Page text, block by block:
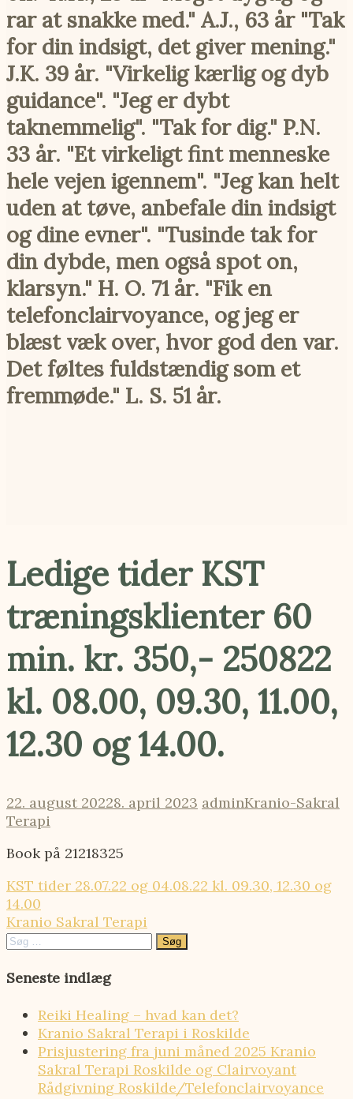
rar at snakke med." A.J., 63 år "Tak
for din indsigt, det giver mening."
J.K. 39 år. "Virkelig kærlig og dyb
guidance". "Jeg er dybt
taknemmelig". "Tak for dig." P.N.
33 år. "Et virkeligt fint menneske
hele vejen igennem". "Jeg kan helt
uden at tøve, anbefale din indsigt
og dine evner". "Tusinde tak for
din dybde, men også spot on,
klarsyn." H. O. 71 år. "Fik en
telefonclairvoyance, og jeg er
blæst væk over, hvor god den var.
Det føltes fuldstændig som et
fremmøde." L. S. 51 år.
Ledige tider KST
træningsklienter 60
min. kr. 350,- 250822
kl. 08.00, 09.30, 11.00,
12.30 og 14.00.
22. august 20228. april 2023 adminKranio-Sakral
Terapi
Book på 21218325
Indlægsnavigation
KST tider 28.07.22 og 04.08.22 kl. 09.30, 12.30 og
14.00
Kranio Sakral Terapi
Søg
Seneste indlæg
Reiki Healing – hvad kan det?
Kranio Sakral Terapi i Roskilde
Prisjustering fra juni måned 2025 Kranio
Sakral Terapi Roskilde og Clairvoyant
Rådgivning Roskilde/Telefonclairvoyance